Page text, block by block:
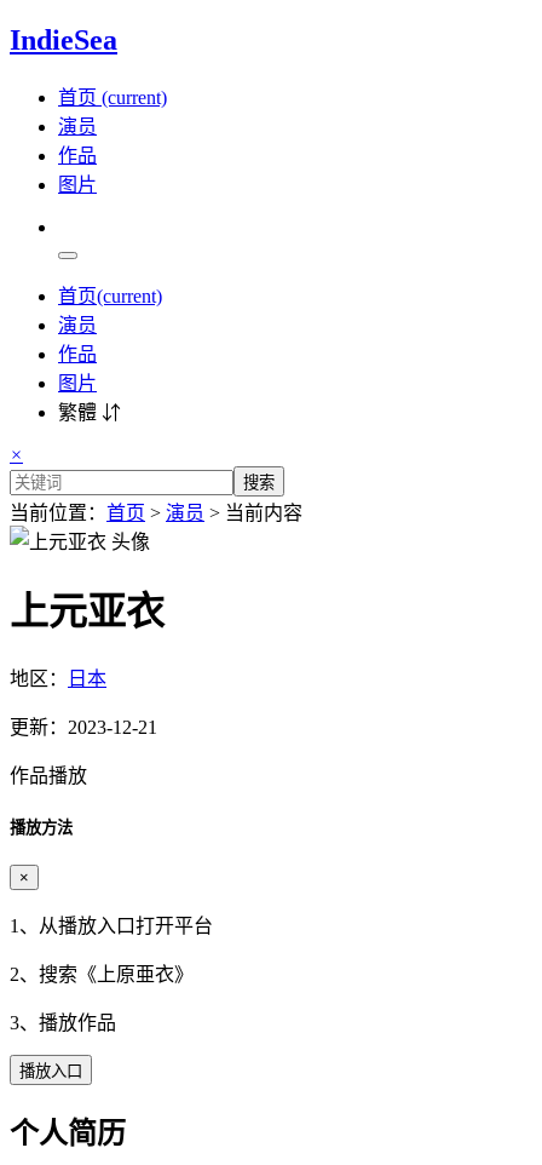
IndieSea
首页 (current)
演员
作品
图片
首页(current)
演员
作品
图片
繁體 ⇵
×
搜索
当前位置： 首页 > 演员 > 当前内容
上元亚衣
地区： 日本
更新：2023-12-21
作品播放
播放方法
×
1、从播放入口打开平台
2、搜索《 上原亜衣》
3、播放作品
播放入口
个人简历